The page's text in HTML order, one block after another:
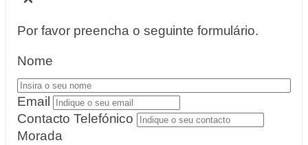
Por favor preencha o seguinte formulário.
Nome
Email
Contacto Telefónico
Morada